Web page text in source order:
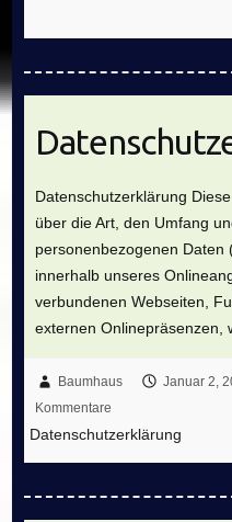
Datenschutzerklärung
über die Art, den Umfang
personenbezogenen Daten
innerhalb unseres
verbundenen Webseiten,
externen Onlinepräsenzen,
Baumhaus Januar 2,
Kommentare
Datenschutzerklärung